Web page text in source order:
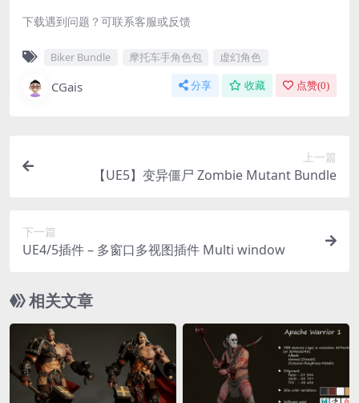
下载遇到问题？可联系客服或反馈
Biker Bundle 摩托车手角色包 虚幻角色
CGais 分享 收藏 点赞(0)
上一篇
【UE5】变异僵尸 Zombie Mutant Bundle
下一篇
UE4/5插件 – 多窗口多视图插件 Multi window
相关文章